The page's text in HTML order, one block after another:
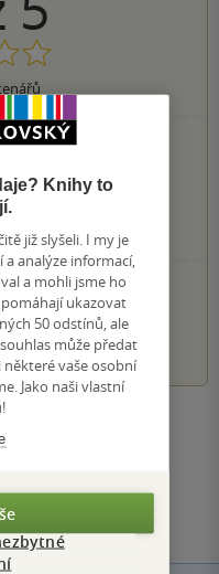
KNIHY
Knihy to
již slyšeli. I my je
analýze informací,
a mohli jsme ho
ukazovat
50 odstínů, ale
může předat
vaše osobní
Jako naši vlastní